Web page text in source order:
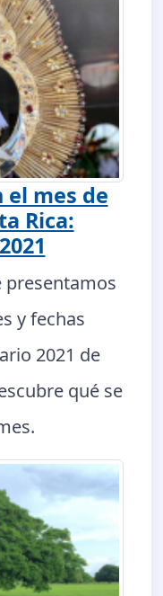
el mes de
Rica:
presentamos
y fechas
2021 de
qué se